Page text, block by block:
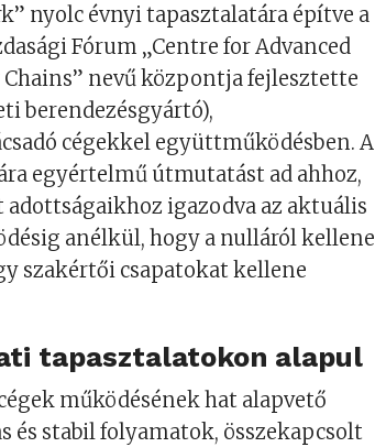
nyolc évnyi tapasztalatára építve a
Fórum „Centre for Advanced
nevű központja fejlesztette
berendezésgyártó),
cégekkel együttműködésben. A
egyértelmű útmutatást ad ahhoz,
igazodva az aktuális
anélkül, hogy a nulláról kellene
szakértői csapatokat kellene
tapasztalatokon alapul
működésének hat alapvető
és stabil folyamatok, összekapcsolt